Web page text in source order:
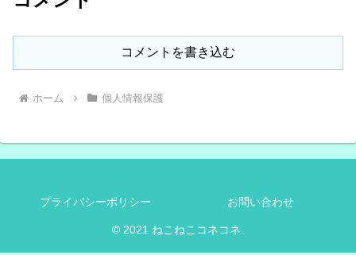
コメントを書き込む
ホーム 個人情報保護
プライバシーポリシー お問い合わせ
© 2021 ねこねこコネコネ.